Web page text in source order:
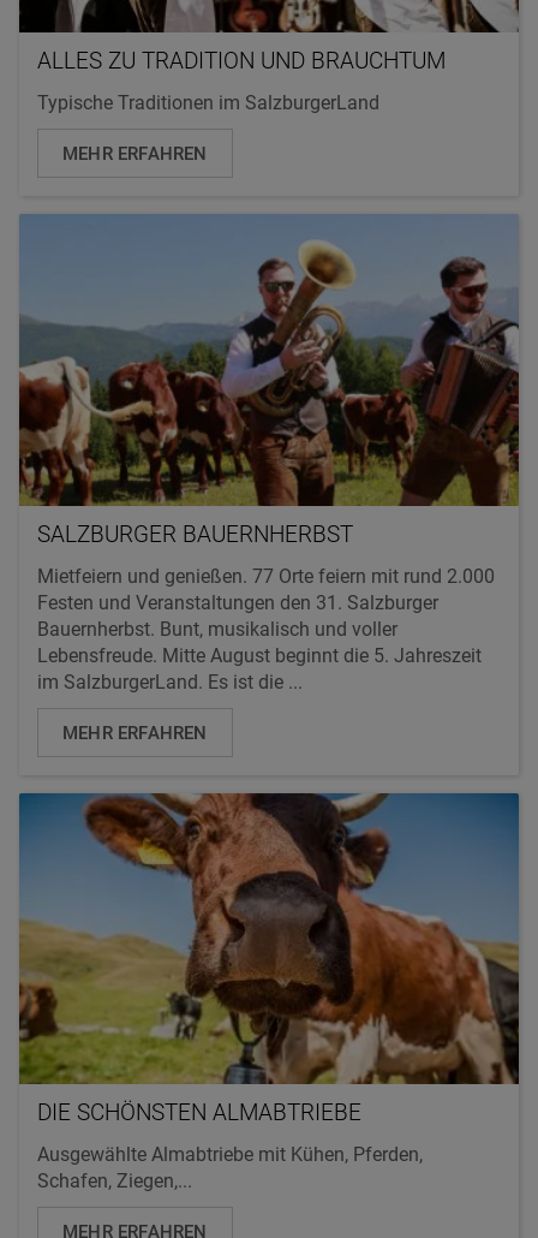
ALLES ZU TRADITION UND BRAUCHTUM
Typische Traditionen im SalzburgerLand
MEHR ERFAHREN
SALZBURGER BAUERNHERBST
Mietfeiern und genießen. 77 Orte feiern mit rund 2.000
Festen und Veranstaltungen den 31. Salzburger
Bauernherbst. Bunt, musikalisch und voller
Lebensfreude. Mitte August beginnt die 5. Jahreszeit
im SalzburgerLand. Es ist die ...
MEHR ERFAHREN
DIE SCHÖNSTEN ALMABTRIEBE
Ausgewählte Almabtriebe mit Kühen, Pferden,
Schafen, Ziegen,...
MEHR ERFAHREN